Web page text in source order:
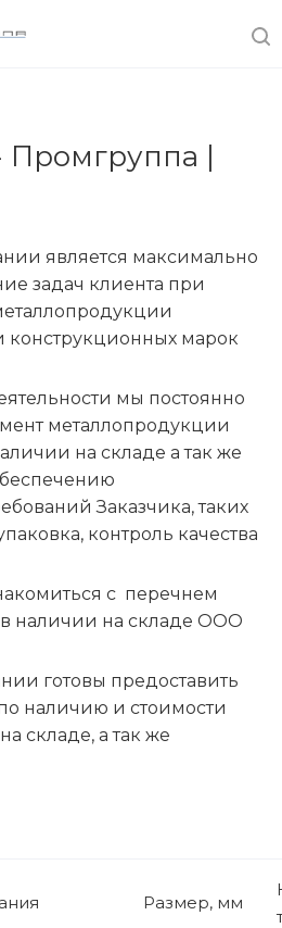
Промгруппа |
является максимально
задач клиента при
конструкционных марок
мы постоянно
металлопродукции
на складе а так же
Заказчика, таких
контроль качества
с перечнем
наличии на складе ООО
готовы предоставить
наличию и стоимости
складе, а так же
Размер, мм